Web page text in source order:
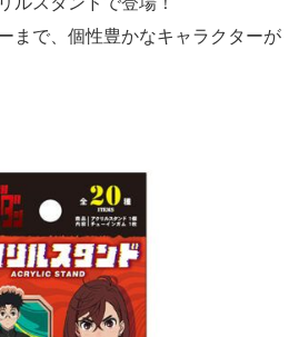
まで、個性豊かなキャラクターが